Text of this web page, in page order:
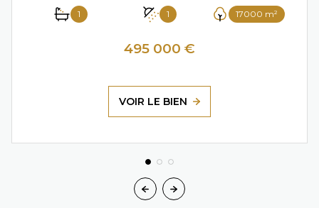
1 1 17000 m²
495 000 €
VOIR LE BIEN